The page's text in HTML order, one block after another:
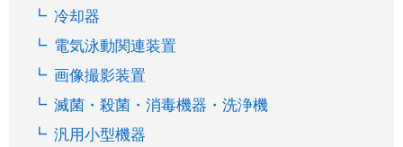
冷却器
電気泳動関連装置
画像撮影装置
滅菌・殺菌・消毒機器・洗浄機
汎用小型機器